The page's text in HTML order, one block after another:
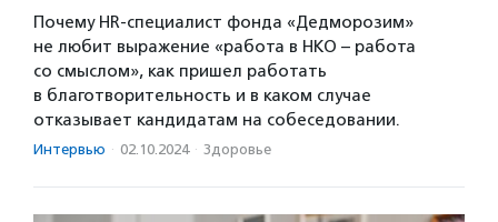
Почему HR-специалист фонда «Дедморозим»
не любит выражение «работа в НКО – работа
со смыслом», как пришел работать
в благотворительность и в каком случае
отказывает кандидатам на собеседовании.
Интервью · 02.10.2024 · Здоровье